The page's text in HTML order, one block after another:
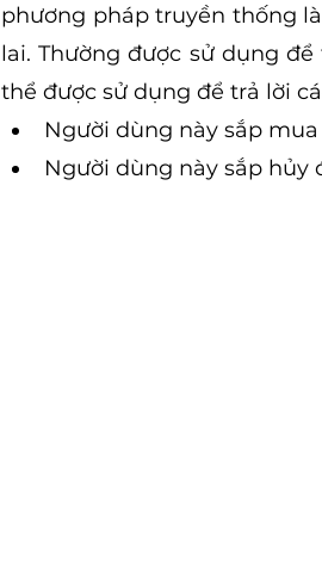
phương pháp truyền thống
lai. Thường được sử dụng
thể được sử dụng để trả lời
Người dùng này sắp
Người dùng này sắp hủy